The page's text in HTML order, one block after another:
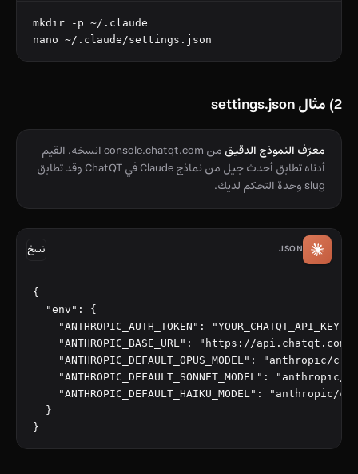
mkdir -p ~/.claude
nano ~/.claude/settings.json
2) مثال settings.json
معرّف النموذج الدقيق منconsole.chatqt.comانسخه. القيم
أدناه تطابق أحدث جيل من نماذج Claude في ChatQT وقد تطابق
slug وحدة التحكم لديك.
JSON نسخ
{
  "env": {
    "ANTHROPIC_AUTH_TOKEN": "YOUR_CHATQT_API_KEY",
"ANTHROPIC_BASE_URL": "https://api.chatqt.com/
"ANTHROPIC_DEFAULT_OPUS_MODEL": "anthropic/
"ANTHROPIC_DEFAULT_SONNET_MODEL": "anthropic/
"ANTHROPIC_DEFAULT_HAIKU_MODEL": "anthropic/
  }
}